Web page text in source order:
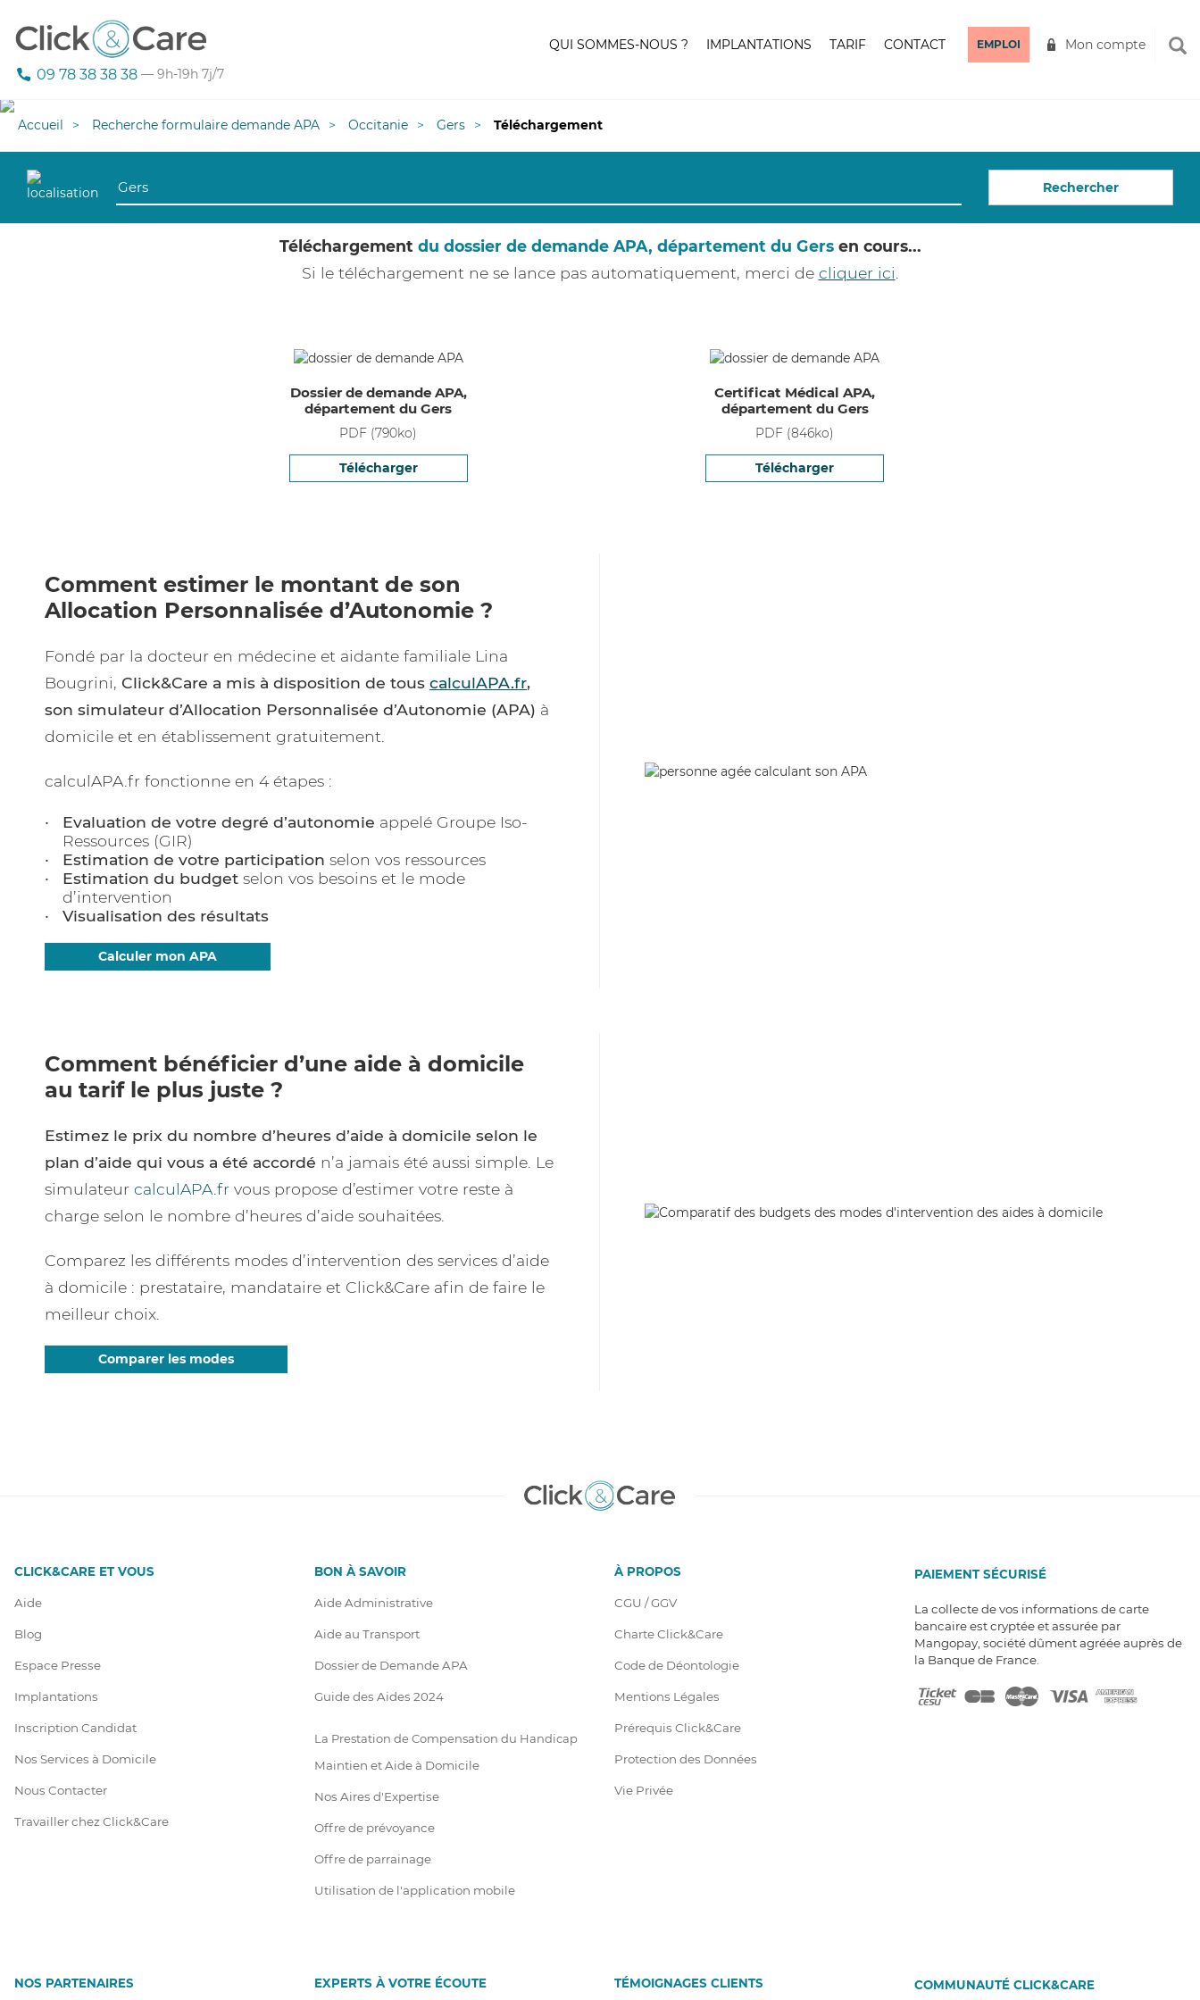
09 78 38 38 38 — 9h-19h 7j/7
QUI SOMMES-NOUS ? IMPLANTATIONS TARIF CONTACT EMPLOI Mon compte
Accueil Recherche formulaire demande APA Occitanie Gers Téléchargement
Rechercher
Téléchargement du dossier de demande APA, département du Gersen cours...
Si le téléchargement ne se lance pas automatiquement, merci de cliquer ici
Dossier de demande APA,
département du Gers
PDF (790ko)
Télécharger
Certificat Médical APA,
département du Gers
PDF (846ko)
Télécharger
Comment estimer le montant de son
Allocation Personnalisée d’Autonomie ?
Fondé par la docteur en médecine et aidante familiale Lina
Bougrini, Click&Care a mis à disposition de tous calculAPA.fr,
son simulateur d’Allocation Personnalisée d’Autonomie (APA) à
domicile et en établissement gratuitement.
calculAPA.fr fonctionne en 4 étapes :
Evaluation de votre degré d’autonomie appelé Groupe Iso-
Ressources (GIR)
Estimation de votre participation selon vos ressources
Estimation du budget selon vos besoins et le mode
d’intervention
Visualisation des résultats
Calculer mon APA
Comment bénéficier d’une aide à domicile
au tarif le plus juste ?
Estimez le prix du nombre d’heures d’aide à domicile selon le
plan d’aide qui vous a été accordé n’a jamais été aussi simple. Le
simulateur calculAPA.fr vous propose d’estimer votre reste à
charge selon le nombre d’heures d’aide souhaitées.
Comparez les différents modes d’intervention des services d’aide
à domicile : prestataire, mandataire et Click&Care afin de faire le
meilleur choix.
Comparer les modes
CLICK&CARE ET VOUS
Aide
Blog
Espace Presse
Implantations
Inscription Candidat
Nos Services à Domicile
Nous Contacter
Travailler chez Click&Care
BON À SAVOIR
Aide Administrative
Aide au Transport
Dossier de Demande APA
Guide des Aides 2024
La Prestation de Compensation du Handicap
Maintien et Aide à Domicile
Nos Aires d'Expertise
Offre de prévoyance
Offre de parrainage
Utilisation de l'application mobile
À PROPOS
CGU / GGV
Charte Click&Care
Code de Déontologie
Mentions Légales
Prérequis Click&Care
Protection des Données
Vie Privée
PAIEMENT SÉCURISÉ
La collecte de vos informations de carte
bancaire est cryptée et assurée par
Mangopay, société dûment agréée auprès de
la Banque de France.
NOS PARTENAIRES EXPERTS À VOTRE ÉCOUTE TÉMOIGNAGES CLIENTS COMMUNAUTÉ CLICK&CARE